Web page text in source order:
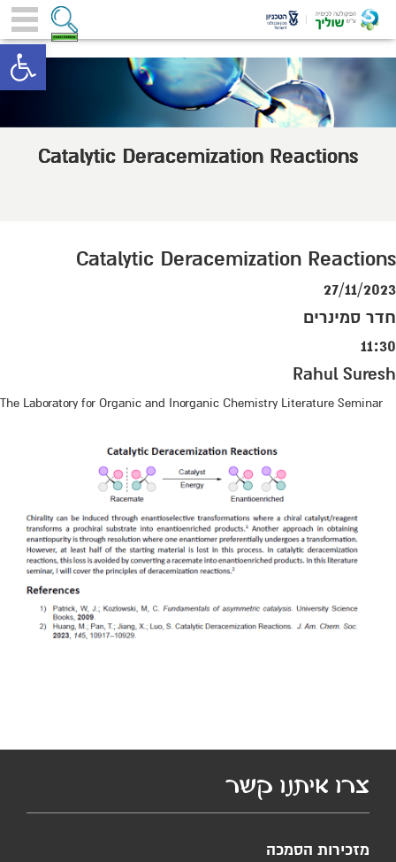
Catalytic Deracemization Reactions
Catalytic Deracemization Reactions
27/11/2023
חדר סמינרים
11:30
Rahul Suresh
The Laboratory for Organic and Inorganic Chemistry Literature Seminar
צרו איתנו קשר
מזכירות הסמכה